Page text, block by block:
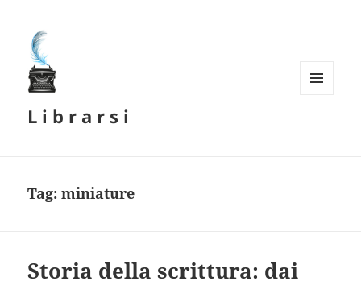
L i b r a r s i
Tag:miniature
Storia della scrittura: dai